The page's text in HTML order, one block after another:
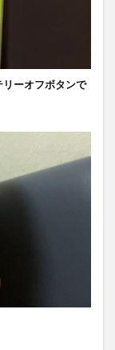
リーオフボタンで